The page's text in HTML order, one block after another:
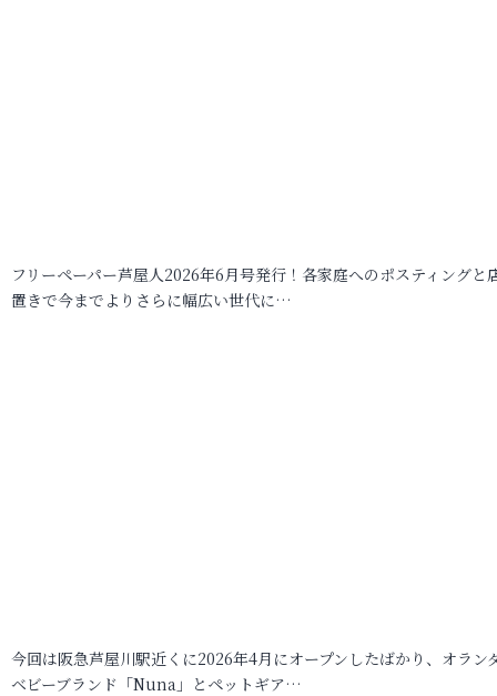
フリーペーパー芦屋人2026年6月号発行！各家庭へのポスティングと
置きで今までよりさらに幅広い世代に…
今回は阪急芦屋川駅近くに2026年4月にオープンしたばかり、オラン
ベビーブランド「Nuna」とペットギア…